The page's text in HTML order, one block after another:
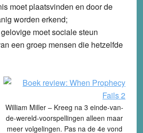
moet plaatsvinden en door de
worden erkend;
moet sociale steun
een groep mensen die hetzelfde
William Miller – Kreeg na 3 einde-van-
de-wereld-voorspellingen alleen maar
meer volgelingen. Pas na de 4e vond